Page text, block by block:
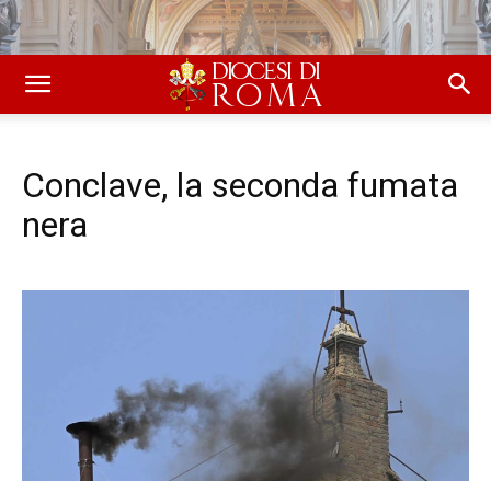
Conclave, la seconda fumata
nera